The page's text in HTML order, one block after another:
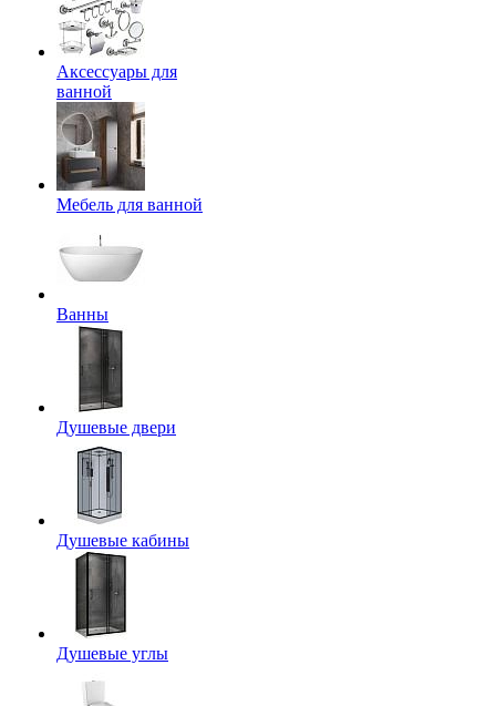
Аксессуары для
ванной
Мебель для ванной
Ванны
Душевые двери
Душевые кабины
Душевые углы